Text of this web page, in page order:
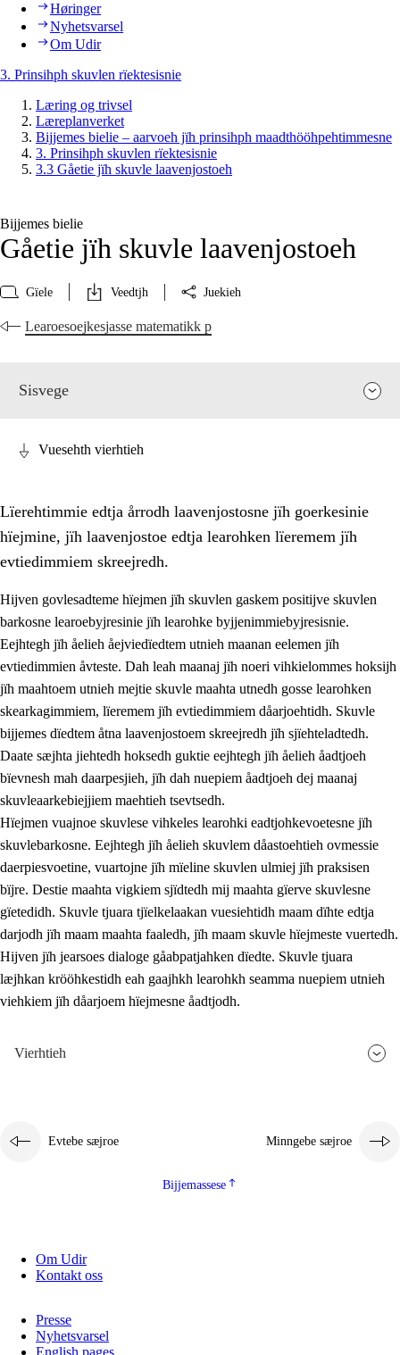
Høringer
Nyhetsvarsel
Om Udir
3. Prinsihph skuvlen rïektesisnie
Læring og trivsel
Læreplanverket
Bijjemes bielie – aarvoeh jïh prinsihph maadthööhpehtimmesne
3. Prinsihph skuvlen rïektesisnie
3.3 Gåetie jïh skuvle laavenjostoeh
Bijjemes bielie
Gåetie jïh skuvle laavenjostoeh
Gïele Veedtjh Juekieh
Learoesoejkesjasse matematikk p
Sisvege
3. Prinsihph skuvlen rïektesisnie
3.1 Feerhmeles lïeremebyjrese
3.2 Ööhpehtimmie jïh sjïehtedamme lïerehtimmie
3.3 Gåetie jïh skuvle laavenjostoeh
3.4 Lïerehtimmie learoesïeltesne jïh barkoejielemisnie
3.5 Profesjonsektievoete jïh skuvleevtiedimmie
Vuesehth vierhtieh
Lïerehtimmie edtja årrodh laavenjostosne jïh goerkesinie
hïejmine, jïh laavenjostoe edtja learohken lïeremem jïh
evtiedimmiem skreejredh.
Hijven govlesadteme hïejmen jïh skuvlen gaskem positijve skuvlen
barkosne learoebyjresinie jïh learohke byjjenimmiebyjresisnie.
Eejhtegh jïh åelieh åejviedïedtem utnieh maanan eelemen jïh
evtiedimmien åvteste. Dah leah maanaj jïh noeri vihkielommes hoksijh
jïh maahtoem utnieh mejtie skuvle maahta utnedh gosse learohken
skearkagimmiem, lïeremem jïh evtiedimmiem dåarjoehtidh. Skuvle
bijjemes dïedtem åtna laavenjostoem skreejredh jïh sjïehteladtedh.
Daate sæjhta jiehtedh hoksedh guktie eejhtegh jïh åelieh åadtjoeh
bïevnesh mah daarpesjieh, jïh dah nuepiem åadtjoeh dej maanaj
skuvleaarkebiejjiem maehtieh tsevtsedh.
Hïejmen vuajnoe skuvlese vihkeles learohki eadtjohkevoetesne jïh
skuvlebarkosne. Eejhtegh jïh åelieh skuvlem dåastoehtieh ovmessie
daerpiesvoetine, vuartojne jïh mïeline skuvlen ulmiej jïh praksisen
bïjre. Destie maahta vigkiem sjïdtedh mij maahta gïerve skuvlesne
gïetedidh. Skuvle tjuara tjïelkelaakan vuesiehtidh maam dïhte edtja
darjodh jïh maam maahta faaledh, jïh maam skuvle hïejmeste vuertedh.
Hijven jïh jearsoes dialoge gåabpatjahken dïedte. Skuvle tjuara
læjhkan krööhkestidh eah gaajhkh learohkh seamma nuepiem utnieh
viehkiem jïh dåarjoem hïejmesne åadtjodh.
Vierhtieh
Evtebe sæjroe Minngebe sæjroe
Bijjemassese
Om Udir
Kontakt oss
Presse
Nyhetsvarsel